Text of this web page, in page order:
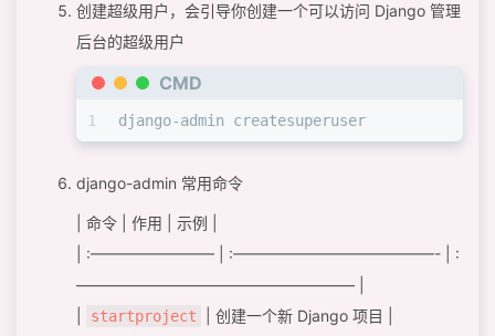
创建超级用户，会引导你创建一个可以访问 Django 管理
后台的超级用户
CMD
1 django-admin createsuperuser
django-admin 常用命令
| 命令 | 作用 | 示例 |
| :———————— | :—————————————- | :
—————————————————— |
startproject | 创建一个新 Django 项目 |